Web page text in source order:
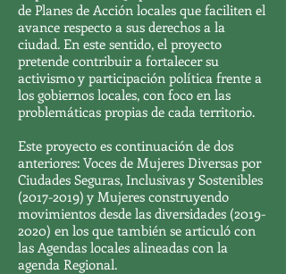
de Planes de Acción locales que faciliten el
avance respecto a sus derechos a la
ciudad. En este sentido, el proyecto
pretende contribuir a fortalecer su
activismo y participación política frente a
los gobiernos locales, con foco en las
problemáticas propias de cada territorio.
Este proyecto es continuación de dos
anteriores: Voces de Mujeres Diversas por
Ciudades Seguras, Inclusivas y Sostenibles
(2017-2019) y Mujeres construyendo
movimientos desde las diversidades (2019-
2020) en los que también se articuló con
las Agendas locales alineadas con la
agenda Regional.